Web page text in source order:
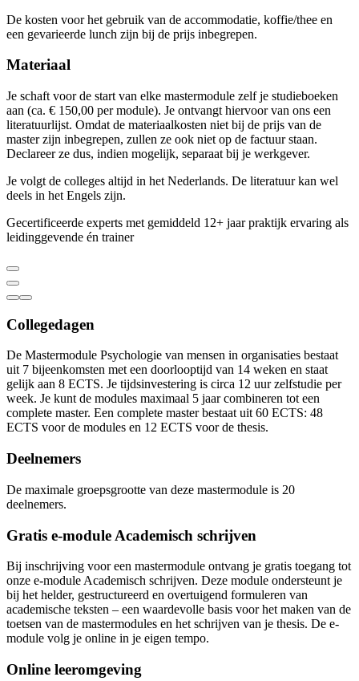
De kosten voor het gebruik van de accommodatie, koffie/thee en
een gevarieerde lunch zijn bij de prijs inbegrepen.
Materiaal
Je schaft voor de start van elke mastermodule zelf je studieboeken
aan (ca. € 150,00 per module). Je ontvangt hiervoor van ons een
literatuurlijst. Omdat de materiaalkosten niet bij de prijs van de
master zijn inbegrepen, zullen ze ook niet op de factuur staan.
Declareer ze dus, indien mogelijk, separaat bij je werkgever.
Je volgt de colleges altijd in het Nederlands. De literatuur kan wel
deels in het Engels zijn.
Gecertificeerde experts met gemiddeld 12+ jaar praktijk ervaring als
leidinggevende én trainer
Collegedagen
De Mastermodule Psychologie van mensen in organisaties bestaat
uit 7 bijeenkomsten met een doorlooptijd van 14 weken en staat
gelijk aan 8 ECTS. Je tijdsinvestering is circa 12 uur zelfstudie per
week. Je kunt de modules maximaal 5 jaar combineren tot een
complete master. Een complete master bestaat uit 60 ECTS: 48
ECTS voor de modules en 12 ECTS voor de thesis.
Deelnemers
De maximale groepsgrootte van deze mastermodule is 20
deelnemers.
Gratis e-module Academisch schrijven
Bij inschrijving voor een mastermodule ontvang je gratis toegang tot
onze e-module Academisch schrijven. Deze module ondersteunt je
bij het helder, gestructureerd en overtuigend formuleren van
academische teksten – een waardevolle basis voor het maken van de
toetsen van de mastermodules en het schrijven van je thesis. De e-
module volg je online in je eigen tempo.
Online leeromgeving